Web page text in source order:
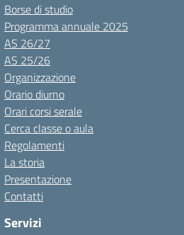
Borse di studio
Programma annuale 2025
AS 26/27
AS 25/26
Organizzazione
Orario diurno
Orari corsi serale
Cerca classe o aula
Regolamenti
La storia
Presentazione
Contatti
Servizi